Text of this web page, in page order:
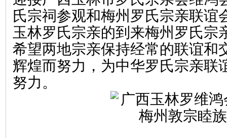
氏宗祠参观和梅州罗氏宗亲联谊
玉林罗氏宗亲的到来梅州罗氏宗
希望两地宗亲保持经常的联谊和
辉煌而努力，为中华罗氏宗亲联
努力。